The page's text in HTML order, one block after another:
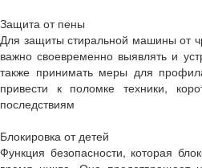
Защита от пены
Для защиты стиральной машины от
важно своевременно выявлять и
также принимать меры для
привести к поломке техники,
последствиям
Блокировка от детей
Функция безопасности, которая